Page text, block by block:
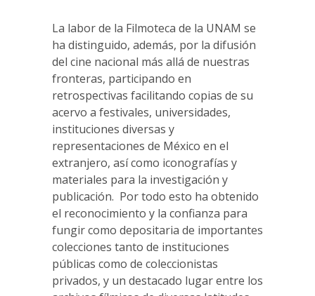
La labor de la Filmoteca de la UNAM se
ha distinguido, además, por la difusión
del cine nacional más allá de nuestras
fronteras, participando en
retrospectivas facilitando copias de su
acervo a festivales, universidades,
instituciones diversas y
representaciones de México en el
extranjero, así como iconografías y
materiales para la investigación y
publicación. Por todo esto ha obtenido
el reconocimiento y la confianza para
fungir como depositaria de importantes
colecciones tanto de instituciones
públicas como de coleccionistas
privados, y un destacado lugar entre los